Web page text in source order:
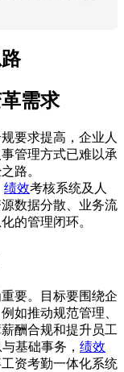
需求
要求提高，企业人
管理方式已难以承
路。
绩效考核系统及人
数据分散、业务流
的管理闭环。
要。目标要围绕企
如推动规范管理、
酬合规和提升员工
基础事务， 绩效
资考勤一体化系统